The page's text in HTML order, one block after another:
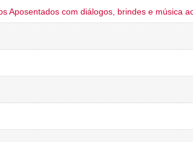
Aposentados com diálogos, brindes e música